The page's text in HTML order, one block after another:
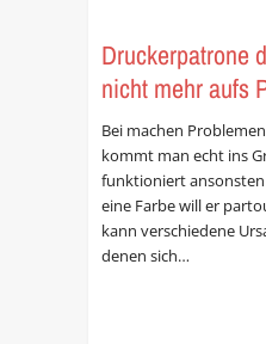
Druckerpatrone
nicht mehr aufs
Bei machen
kommt man echt ins
funktioniert ansonsten
eine Farbe will er
kann verschiedene
denen sich…